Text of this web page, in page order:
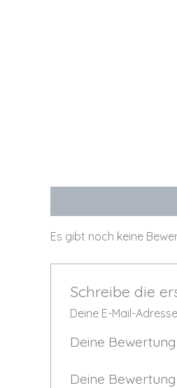
Es gibt noch keine
Schreibe die
Deine E-Mail-
Deine Bewertung
Deine Bewertung